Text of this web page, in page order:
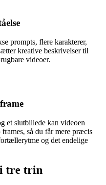
prompts, flere karakterer,
kreative beskrivelser til
videoer.
et slutbillede kan videoen
så du får mere præcis
og det endelige
i tre trin